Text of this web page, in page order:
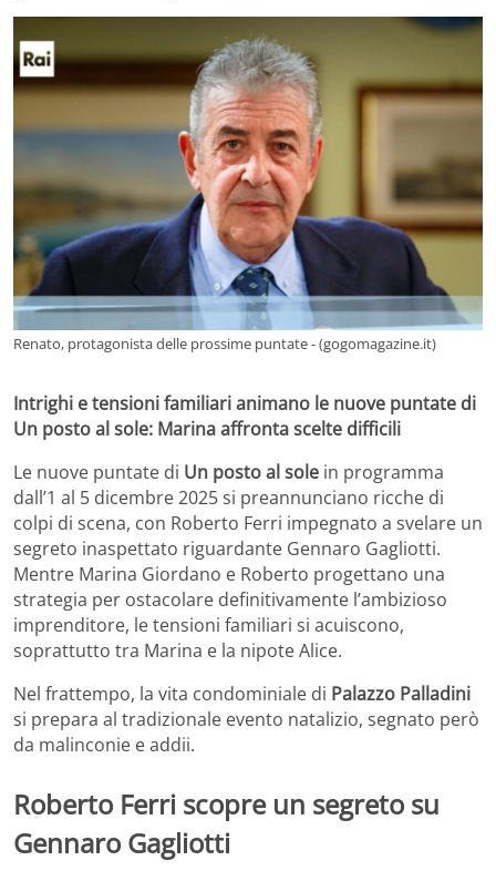
Renato, protagonista delle prossime puntate - (gogomagazine.it)
Intrighi e tensioni familiari animano le nuove puntate di
Un posto al sole: Marina affronta scelte difficili
Le nuove puntate di Un posto al sole in programma
dall’1 al 5 dicembre 2025 si preannunciano ricche di
colpi di scena, con Roberto Ferri impegnato a svelare un
segreto inaspettato riguardante Gennaro Gagliotti.
Mentre Marina Giordano e Roberto progettano una
strategia per ostacolare definitivamente l’ambizioso
imprenditore, le tensioni familiari si acuiscono,
soprattutto tra Marina e la nipote Alice.
Nel frattempo, la vita condominiale di Palazzo Palladini
si prepara al tradizionale evento natalizio, segnato però
da malinconie e addii.
Roberto Ferri scopre un segreto su
Gennaro Gagliotti